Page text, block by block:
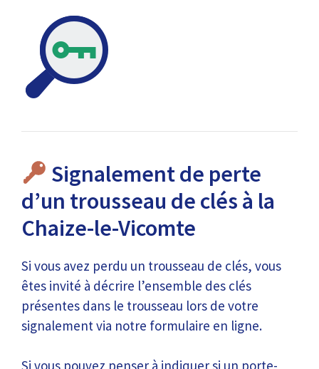
Signalement de perte
d’un trousseau de clés à la
Chaize-le-Vicomte
Si vous avez perdu un trousseau de clés, vous
êtes invité à décrire l’ensemble des clés
présentes dans le trousseau lors de votre
signalement via notre formulaire en ligne.
Si vous pouvez penser à indiquer si un porte-